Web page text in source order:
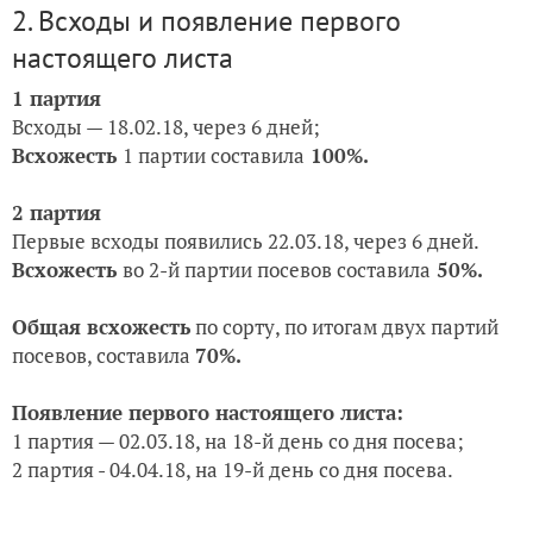
2. Всходы и появление первого
настоящего листа
1 партия
Всходы — 18.02.18, через 6 дней;
Всхожесть 1 партии составила 100%.
2 партия
Первые всходы появились 22.03.18, через 6 дней.
Всхожесть во 2-й партии посевов составила 50%.
Общая всхожестьпо сорту, по итогам двух партий
посевов, составила 70%.
Появление первого настоящего листа:
1 партия — 02.03.18, на 18-й день со дня посева;
2 партия -04.04.18, на 19-й день со дня посева.